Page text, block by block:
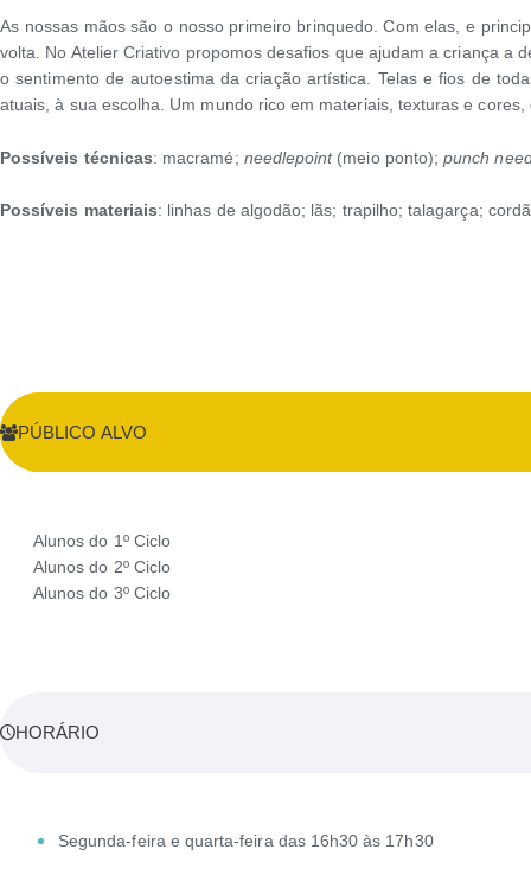
As nossas mãos são o nosso primeiro brinquedo. Com elas, e
volta. No Atelier Criativo propomos desafios que ajudam a criança a
o sentimento de autoestima da criação artística. Telas e fios de
atuais, à sua escolha. Um mundo rico em materiais, texturas e
Possíveis técnicas: macramé; needlepoint(meio ponto);punch
Possíveis materiais: linhas de algodão; lãs; trapilho; talagarça;
PÚBLICO ALVO
Alunos do 1º Ciclo
Alunos do 2º Ciclo
Alunos do 3º Ciclo
HORÁRIO
Segunda-feira e quarta-feira das 16h30 às 17h30